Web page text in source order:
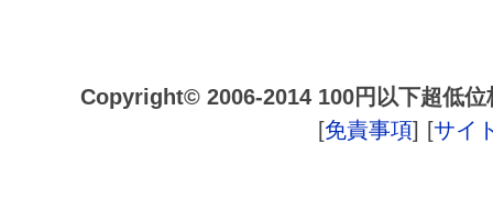
Copyright© 2006-2014 100円以下超低
[免責事項] [サイ